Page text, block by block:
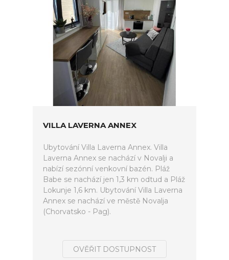
VILLA LAVERNA ANNEX
Ubytování Villa Laverna Annex. Villa
Laverna Annex se nachází v Novalji a
nabízí sezónní venkovní bazén. Pláž
Babe se nachází jen 1,3 km odtud a Pláž
Lokunje 1,6 km. Ubytování Villa Laverna
Annex se nachází ve městě Novalja
(Chorvatsko - Pag).
OVĚŘIT DOSTUPNOST